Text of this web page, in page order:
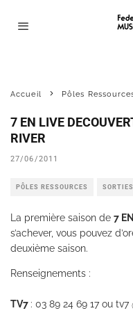
Accueil Pôles
7 EN LIVE
RIVER
27/06/2011
PÔLES RESSOURCES
La première saison de 7
s’achever, vous pouvez
deuxième saison.
Renseignements :
TV7 : 03 89 24 69 17 ou